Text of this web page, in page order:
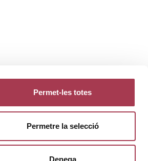
Permet-les totes
Permetre la selecció
Denega